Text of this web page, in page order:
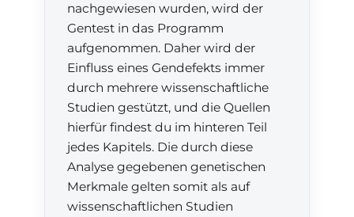
nachgewiesen wurden, wird der
Gentest in das Programm
aufgenommen. Daher wird der
Einfluss eines Gendefekts immer
durch mehrere wissenschaftliche
Studien gestützt, und die Quellen
hierfür findest du im hinteren Teil
jedes Kapitels. Die durch diese
Analyse gegebenen genetischen
Merkmale gelten somit als auf
wissenschaftlichen Studien